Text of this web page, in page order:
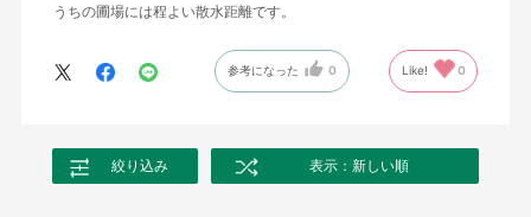
うちの圃場には程よい散水距離です。
参考になった 0 Like! 0
絞り込み 表示：新しい順